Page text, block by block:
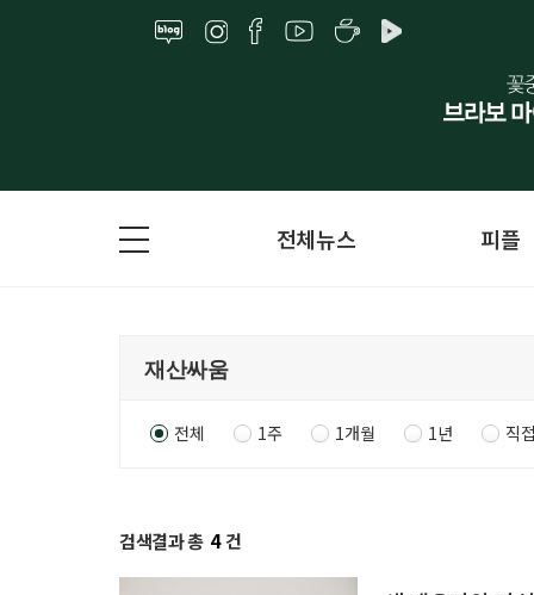
전체뉴스 피플
전체 1주 1개월 1년 직
검색결과 총 4 건